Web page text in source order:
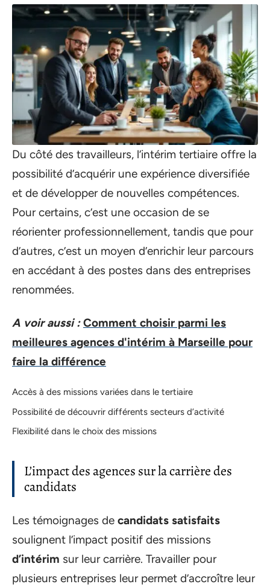
Du côté des travailleurs, l’intérim tertiaire offre la
possibilité d’acquérir une expérience diversifiée
et de développer de nouvelles compétences.
Pour certains, c’est une occasion de se
réorienter professionnellement, tandis que pour
d’autres, c’est un moyen d’enrichir leur parcours
en accédant à des postes dans des entreprises
renommées.
A voir aussi : Comment choisir parmi les
meilleures agences d'intérim à Marseille pour
faire la différence
Accès à des missions variées dans le tertiaire
Possibilité de découvrir différents secteurs d’activité
Flexibilité dans le choix des missions
L’impact des agences sur la carrière des
candidats
Les témoignages de candidats satisfaits
soulignent l’impact positif des missions
d’intérim sur leur carrière. Travailler pour
plusieurs entreprises leur permet d’accroître leur